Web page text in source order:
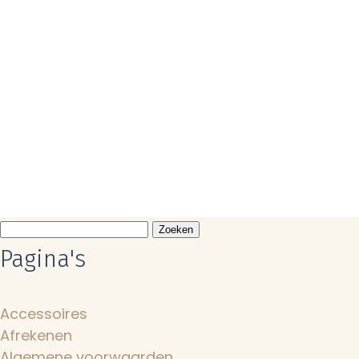
Zoeken
naar:
Pagina's
Accessoires
Afrekenen